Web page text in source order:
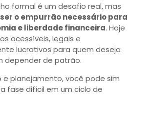
formal é um desafio real, mas
o empurrão necessário para
e liberdade financeira. Hoje
acessíveis, legais e
lucrativos para quem deseja
depender de patrão.
planejamento, você pode sim
fase difícil em um ciclo de